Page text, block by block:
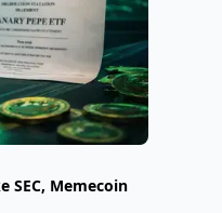
SEC, Memecoin